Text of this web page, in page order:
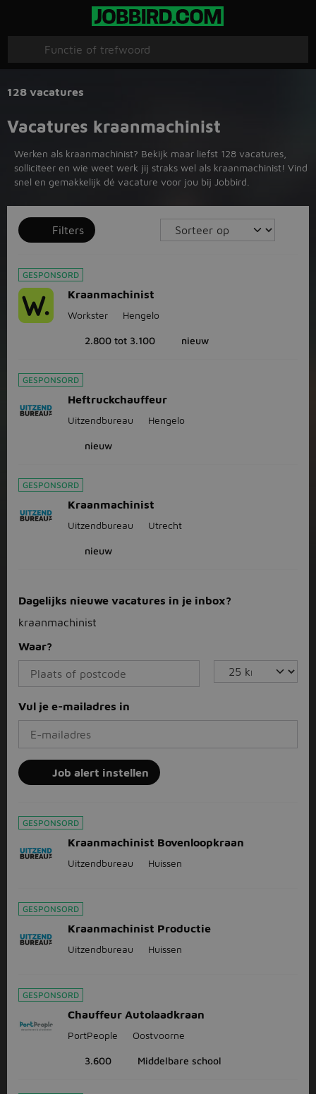
128 vacatures
Vacatures kraanmachinist
Werken als kraanmachinist? Bekijk maar liefst 128 vacatures,
solliciteer en wie weet werk jij straks wel als kraanmachinist! Vind
snel en gemakkelijk dé vacature voor jou bij Jobbird.
Filters
GESPONSORD
Kraanmachinist
Workster Hengelo
2.800 tot 3.100 nieuw
GESPONSORD
Heftruckchauffeur
Uitzendbureau Hengelo
nieuw
GESPONSORD
Kraanmachinist
Uitzendbureau Utrecht
nieuw
Dagelijks nieuwe vacatures in je inbox?
kraanmachinist
Waar?
Vul je e-mailadres in
Job alert instellen
GESPONSORD
Kraanmachinist Bovenloopkraan
Uitzendbureau Huissen
GESPONSORD
Kraanmachinist Productie
Uitzendbureau Huissen
GESPONSORD
Chauffeur Autolaadkraan
PortPeople Oostvoorne
3.600 Middelbare school